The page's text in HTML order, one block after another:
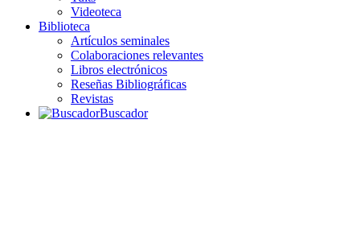
Videoteca
Biblioteca
Artículos seminales
Colaboraciones relevantes
Libros electrónicos
Reseñas Bibliográficas
Revistas
Buscador